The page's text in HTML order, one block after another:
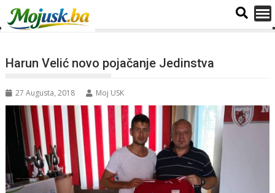
Harun Velić novo pojačanje Jedinstva
27 Augusta, 2018 Moj USK